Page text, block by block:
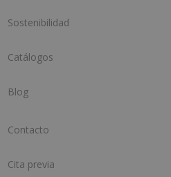
Sostenibilidad
Catálogos
Blog
Contacto
Cita previa